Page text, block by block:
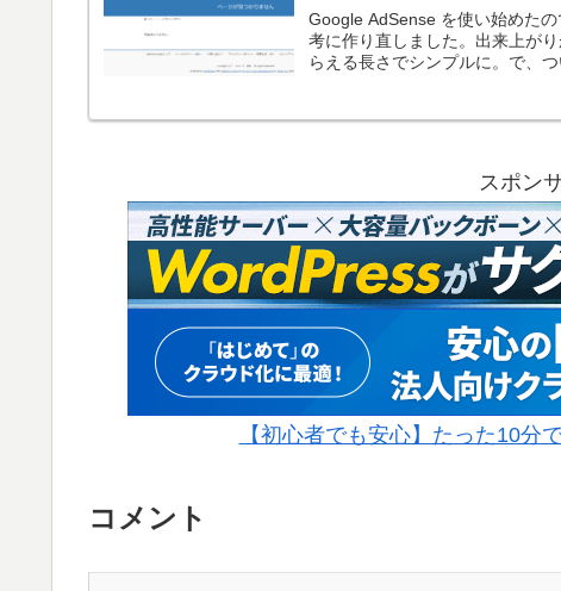
Google AdSense を使い始めた
考に作り直しました。出来上が
らえる長さでシンプルに。で、
スポン
【初心者でも安心】たった10分
コメント